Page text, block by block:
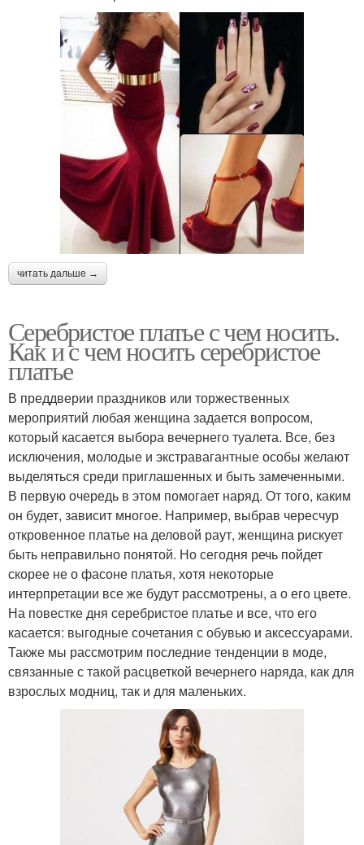
читать дальше →
Серебристое платье с чем носить.
Как и с чем носить серебристое
платье
В преддверии праздников или торжественных
мероприятий любая женщина задается вопросом,
который касается выбора вечернего туалета. Все, без
исключения, молодые и экстравагантные особы желают
выделяться среди приглашенных и быть замеченными.
В первую очередь в этом помогает наряд. От того, каким
он будет, зависит многое. Например, выбрав чересчур
откровенное платье на деловой раут, женщина рискует
быть неправильно понятой. Но сегодня речь пойдет
скорее не о фасоне платья, хотя некоторые
интерпретации все же будут рассмотрены, а о его цвете.
На повестке дня серебристое платье и все, что его
касается: выгодные сочетания с обувью и аксессуарами.
Также мы рассмотрим последние тенденции в моде,
связанные с такой расцветкой вечернего наряда, как для
взрослых модниц, так и для маленьких.